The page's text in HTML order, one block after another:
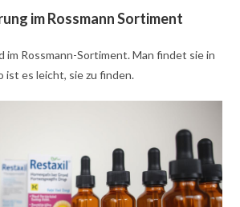
im Rossmann Sortiment
im Rossmann-Sortiment. Man findet sie in
ist es leicht, sie zu finden.